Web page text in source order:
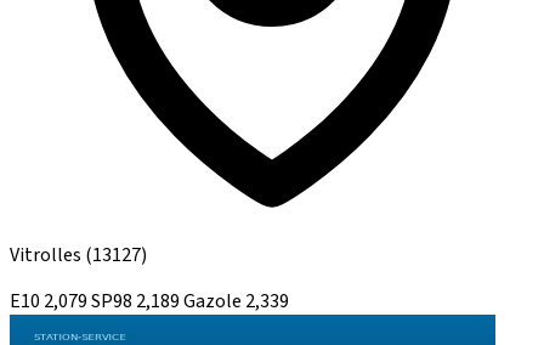
Vitrolles (13127)
E10 2,079SP98 2,189Gazole 2,339